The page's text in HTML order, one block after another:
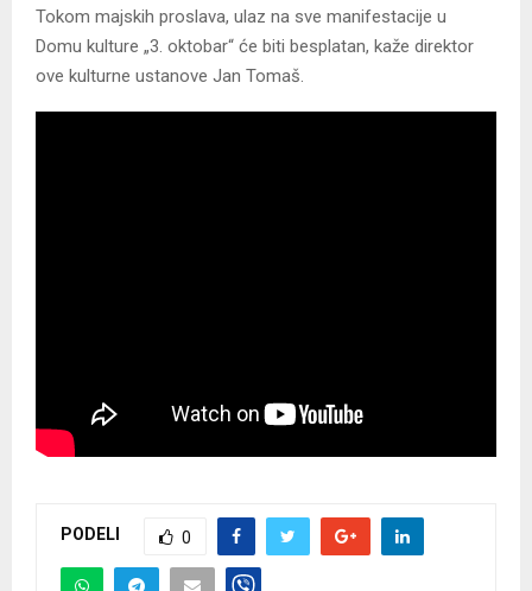
Tokom majskih proslava, ulaz na sve manifestacije u
Domu kulture „3. oktobar“ će biti besplatan, kaže direktor
ove kulturne ustanove Jan Tomaš.
PODELI 0